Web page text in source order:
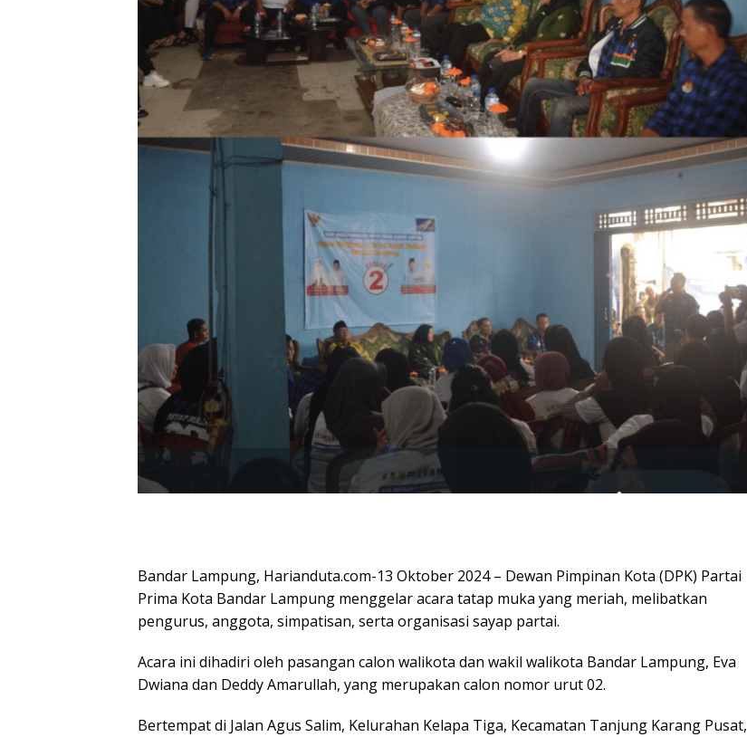
Bandar Lampung, Harianduta.com-13 Oktober 2024 – Dewan Pimpinan Kota (DPK) Partai
Prima Kota Bandar Lampung menggelar acara tatap muka yang meriah, melibatkan
pengurus, anggota, simpatisan, serta organisasi sayap partai.
Acara ini dihadiri oleh pasangan calon walikota dan wakil walikota Bandar Lampung, Eva
Dwiana dan Deddy Amarullah, yang merupakan calon nomor urut 02.
Bertempat di Jalan Agus Salim, Kelurahan Kelapa Tiga, Kecamatan Tanjung Karang Pusat,